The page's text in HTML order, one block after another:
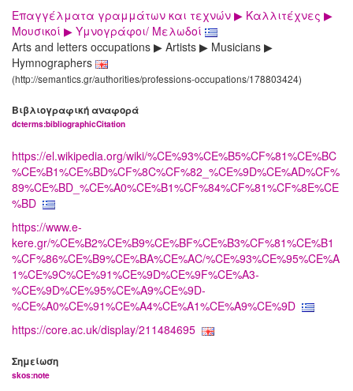
Επαγγέλματα γραμμάτων και τεχνών ▶ Καλλιτέχνες ▶
Μουσικοί ▶ Υμνογράφοι/ Μελωδοί
Arts and letters occupations ▶ Artists ▶ Musicians ▶
Hymnographers
(http://semantics.gr/authorities/professions-occupations/178803424)
Βιβλιογραφική αναφορά
dcterms:bibliographicCitation
https://el.wikipedia.org/wiki/%CE%93%CE%B5%CF%81%CE%BC
%CE%B1%CE%BD%CF%8C%CF%82_%CE%9D%CE%AD%CF%
89%CE%BD_%CE%A0%CE%B1%CF%84%CF%81%CF%8E%CE
%BD
https://www.e-
kere.gr/%CE%B2%CE%B9%CE%BF%CE%B3%CF%81%CE%B1
%CF%86%CE%B9%CE%BA%CE%AC/%CE%93%CE%95%CE%A
1%CE%9C%CE%91%CE%9D%CE%9F%CE%A3-
%CE%9D%CE%95%CE%A9%CE%9D-
%CE%A0%CE%91%CE%A4%CE%A1%CE%A9%CE%9D
https://core.ac.uk/display/211484695
Σημείωση
skos:note